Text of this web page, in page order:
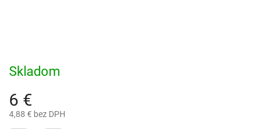
6 €
4,88 € bez DPH
Skladom